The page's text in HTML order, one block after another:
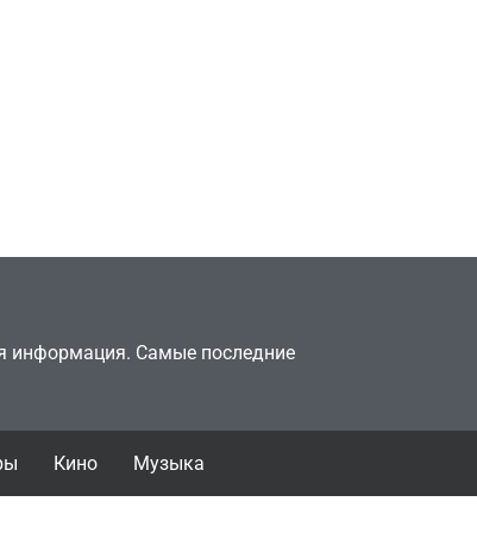
информация. Самые последние
Кино Музыка